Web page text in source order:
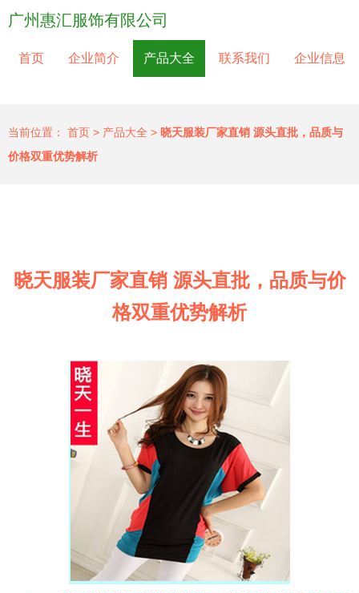
广州惠汇服饰有限公司
首页 企业简介 产品大全 联系我们 企业信息
当前位置： 首页 > 产品大全 > 晓天服装厂家直销 源头直批，品质与
价格双重优势解析
晓天服装厂家直销 源头直批，品质与价
格双重优势解析